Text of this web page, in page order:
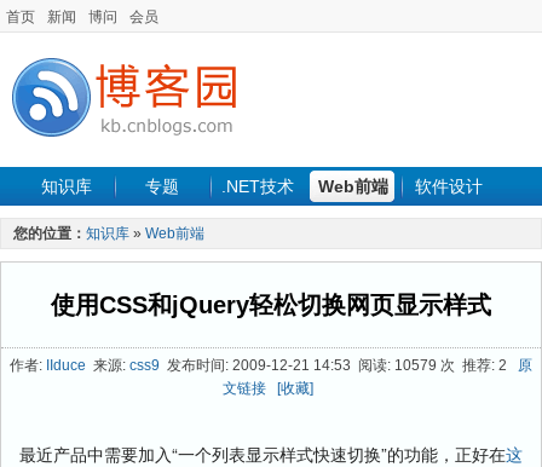
首页 新闻 博问 会员
知识库 专题 .NET技术 Web前端 软件设计
手机开发 软件工程
最新文章
您的位置： 知识库 » Web前端
使用CSS和jQuery轻松切换网页显示样式
作者: IIduce 来源: css9 发布时间: 2009-12-21 14:53 阅读: 10579 次 推荐: 2 原
文链接
[收藏]
最近产品中需要加入“一个列表显示样式快速切换”的功能，正好在这